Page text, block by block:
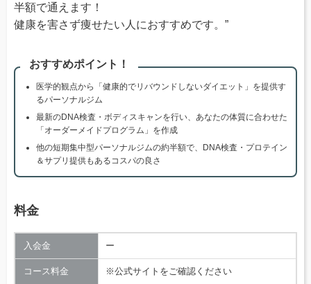
半額で通えます！
健康を害さず痩せたい人におすすめです。”
おすすめポイント！
医学的観点から「健康的でリバウンドしないダイエット」を提供す
るパーソナルジム
最新のDNA検査・ボディスキャンを行い、あなたの体質に合わせた
「オーダーメイドプログラム」を作成
他の短期集中型パーソナルジムの約半額で、DNA検査・プロテイン
＆サプリ提供もあるコスパの良さ
料金
入会金 ー
コース料金 ※公式サイトをご確認ください